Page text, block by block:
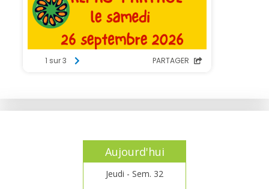
Aujourd'hui
Jeudi - Sem. 32